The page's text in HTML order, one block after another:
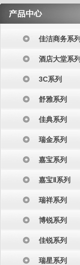
佳洁商务系列
酒店大堂系列
3C系列
舒雅系列
佳典系列
瑞金系列
嘉宝系列
嘉宝Ⅱ系列
瑞祥系列
博锐系列
佳锐系列
瑞星系列